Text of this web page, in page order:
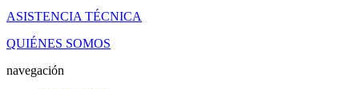
ASISTENCIA TÉCNICA
QUIÉNES SOMOS
navegación